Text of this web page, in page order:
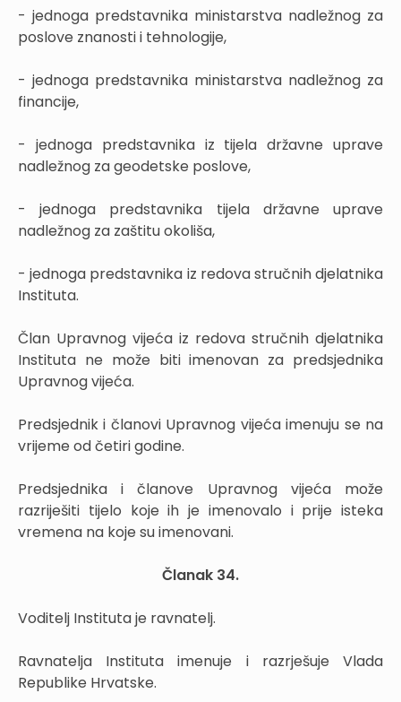
- jednoga predstavnika ministarstva nadležnog za
poslove znanosti i tehnologije,
- jednoga predstavnika ministarstva nadležnog za
financije,
- jednoga predstavnika iz tijela državne uprave
nadležnog za geodetske poslove,
- jednoga predstavnika tijela državne uprave
nadležnog za zaštitu okoliša,
- jednoga predstavnika iz redova stručnih djelatnika
Instituta.
Član Upravnog vijeća iz redova stručnih djelatnika
Instituta ne može biti imenovan za predsjednika
Upravnog vijeća.
Predsjednik i članovi Upravnog vijeća imenuju se na
vrijeme od četiri godine.
Predsjednika i članove Upravnog vijeća može
razriješiti tijelo koje ih je imenovalo i prije isteka
vremena na koje su imenovani.
Članak 34.
Voditelj Instituta je ravnatelj.
Ravnatelja Instituta imenuje i razrješuje Vlada
Republike Hrvatske.